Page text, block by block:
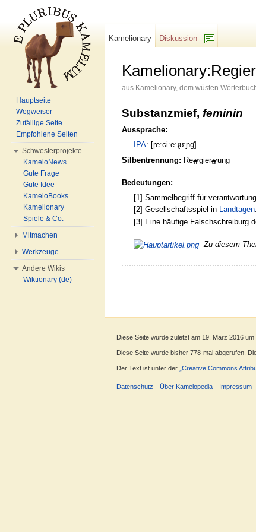
aus Kamelionary, dem wüsten
Substanzmief, feminin
Aussprache:
IPA: [ɼeːɢɨːeːɻʊːɲɠ]
Silbentrennung: Re gier ung
Bedeutungen:
[1] Sammelbegriff für
[2] Gesellschaftsspiel in Landtagen
[3] Eine häufige Falschschreiburg
Zu diesem
Kamelionary
Diskussion
Hauptseite
Wegweiser
Zufällige Seite
Empfohlene Seiten
Schwesterprojekte
KameloNews
Gute Frage
Gute Idee
KameloBooks
Kamelionary
Spiele & Co.
Mitmachen
Werkzeuge
Andere Wikis
Wiktionary (de)
Diese Seite wurde zuletzt am 19. März 2016 um
Diese Seite wurde bisher 778-mal abgerufen.
Der Text ist unter der „Creative Commons
Datenschutz Über Kamelopedia Impressum